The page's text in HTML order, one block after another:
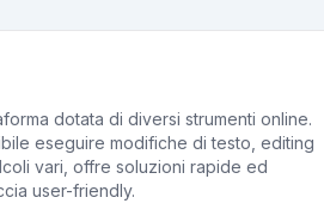
dotata di diversi strumenti online.
eseguire modifiche di testo, editing
vari, offre soluzioni rapide ed
user-friendly.